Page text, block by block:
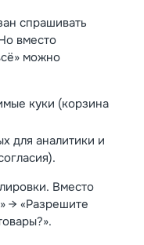
спрашивать
вместо
можно
куки (корзина
для аналитики и
Вместо
→ «Разрешите